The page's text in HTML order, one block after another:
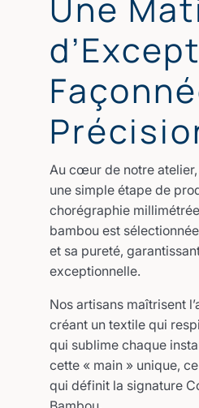
Une
Au cœur de notre atelier,
une simple étape de
chorégraphie
bambou est
et sa pureté,
exceptionnelle.
Nos artisans maîtrisent
créant un textile qui
qui sublime chaque
cette « main » unique,
qui définit la signature